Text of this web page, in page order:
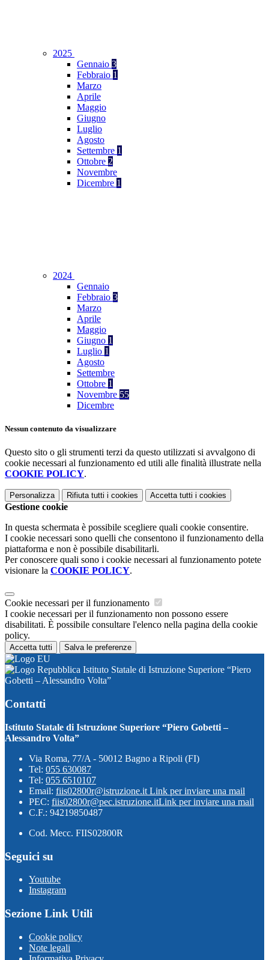
2025
Gennaio 3
Febbraio 1
Marzo
Aprile
Maggio
Giugno
Luglio
Agosto
Settembre 1
Ottobre 2
Novembre
Dicembre 1
2024
Gennaio
Febbraio 3
Marzo
Aprile
Maggio
Giugno 1
Luglio 1
Agosto
Settembre
Ottobre 1
Novembre 55
Dicembre
Nessun contenuto da visualizzare
Questo sito o gli strumenti terzi da questo utilizzati si avvalgono di
cookie necessari al funzionamento ed utili alle finalità illustrate nella
COOKIE POLICY.
Personalizza Rifiuta tutti i cookies Accetta tutti i cookies
Gestione cookie
In questa schermata è possibile scegliere quali cookie consentire.
I cookie necessari sono quelli che consentono il funzionamento della
piattaforma e non è possibile disabilitarli.
Per conoscere quali sono i cookie necessari al funzionamento potete
visionare la COOKIE POLICY.
Cookie necessari per il funzionamento
I cookie necessari per il funzionamento non possono essere
disabilitati. È possibile consultare l'elenco nella pagina della cookie
policy.
Accetta tutti Salva le preferenze
Istituto Statale di Istruzione Superiore “Piero
Gobetti – Alessandro Volta”
Contatti
Istituto Statale di Istruzione Superiore “Piero Gobetti –
Alessandro Volta”
Via Roma, 77/A - 50012 Bagno a Ripoli (FI)
Tel: 055 630087
Tel: 055 6510107
Email: fiis02800r@istruzione.it Link per inviare una mail
PEC: fiis02800r@pec.istruzione.itLink per inviare una mail
C.F.: 94219850487
Cod. Mecc. FIIS02800R
Seguici su
Youtube
Instagram
Sezione Link Utili
Cookie policy
Note legali